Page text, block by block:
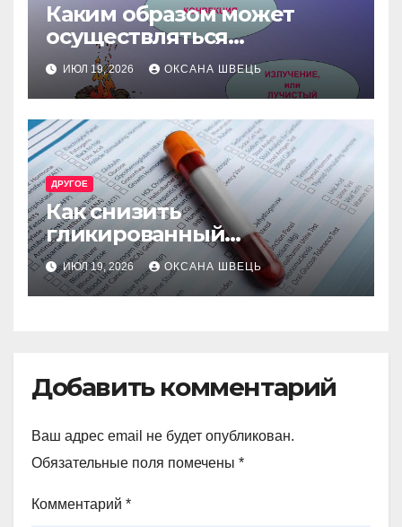
Каким образом может
осуществляться
теплопередача в
жидкостях и газах
ИЮЛ 19, 2026 ОКСАНА ШВЕЦЬ
ДРУГОЕ
Как снизить
гликированный
гемоглобин безопасно и
эффективно
ИЮЛ 19, 2026 ОКСАНА ШВЕЦЬ
Добавить комментарий
Ваш адрес email не будет опубликован.
Обязательные поля помечены *
Комментарий *